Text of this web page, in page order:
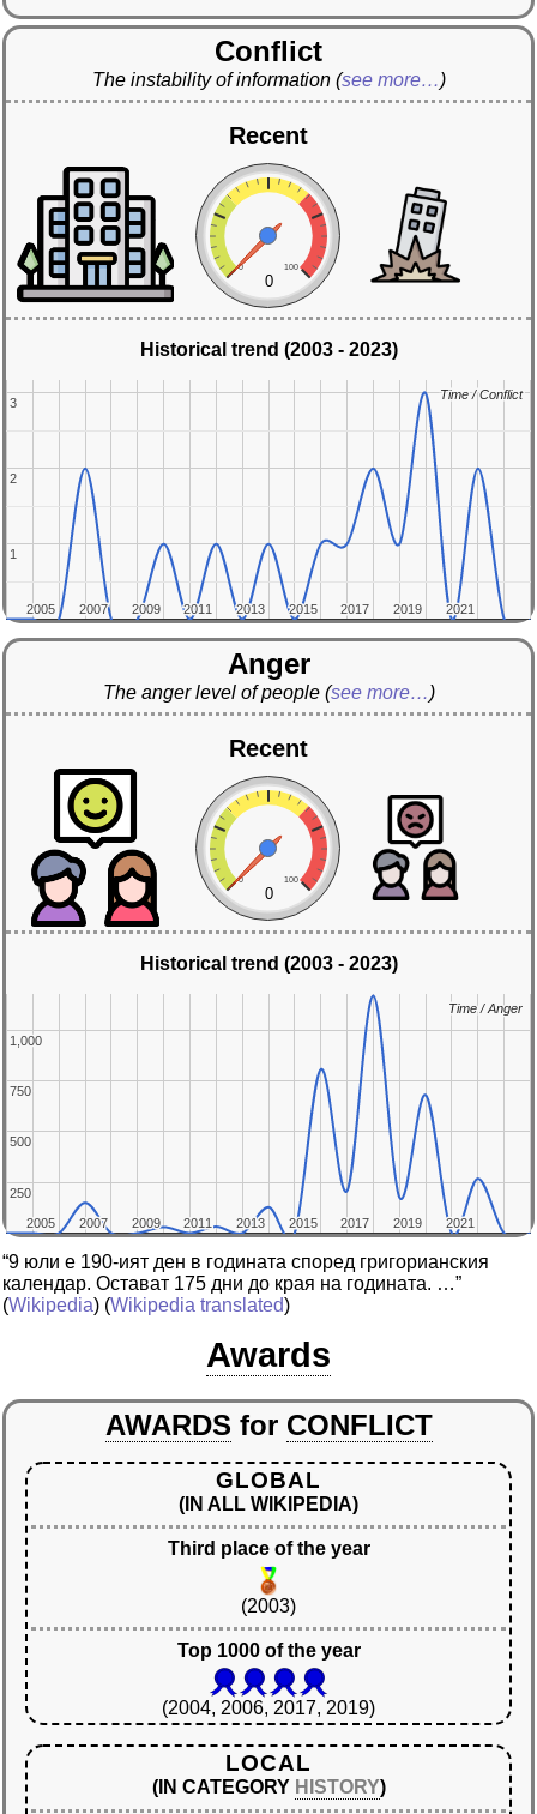
Conflict
The instability of information (see more…)
Recent
0 100
0
Historical trend (2003 - 2023)
2005
2005 2007
2007 2009
2009 2011
2011 2013
2013 2015
2015 2017
2017 2019
2019 2021
2021
11
2
2
3
3
Time / Conflict
Time / Conflict
Anger
The anger level of people (see more…)
Recent
0 100
0
Historical trend (2003 - 2023)
2005
2005 2007
2007 2009
2009 2011
2011 2013
2013 2015
2015 2017
2017 2019
2019 2021
2021
250
250
500
500
750
750
1,000
1,000
Time / Anger
Time / Anger
“9 юли е 190-ият ден в годината според григорианския
календар. Остават 175 дни до края на годината. …”
(Wikipedia) (Wikipedia translated)
Awards
AWARDS for CONFLICT
GLOBAL
(IN ALL WIKIPEDIA)
Third place of the year
(2003)
Top 1000 of the year
(2004, 2006, 2017, 2019)
LOCAL
(IN CATEGORY HISTORY)